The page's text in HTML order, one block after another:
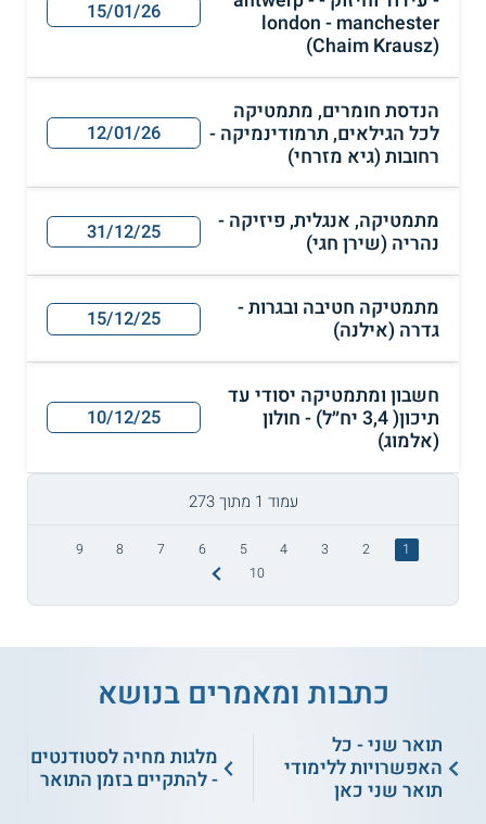
london - manchester
(Chaim Krausz)
15/01/26
הנדסת חומרים, מתמטיקה
לכל הגילאים, תרמודינמיקה -
רחובות (גיא מזרחי)
12/01/26
מתמטיקה, אנגלית, פיזיקה -
נהריה (שירן חגי)
31/12/25
מתמטיקה חטיבה ובגרות -
גדרה (אילנה)
15/12/25
חשבון ומתמטיקה יסודי עד
תיכון( 3,4 יח״ל) - חולון
(אלמוג)
10/12/25
עמוד 1 מתוך 273
1
2
3
4
5
6
7
8
9
10
כתבות ומאמרים בנושא
תואר שני - כל
האפשרויות ללימודי
תואר שני כאן
מלגות מחיה לסטודנטים
- להתקיים בזמן התואר